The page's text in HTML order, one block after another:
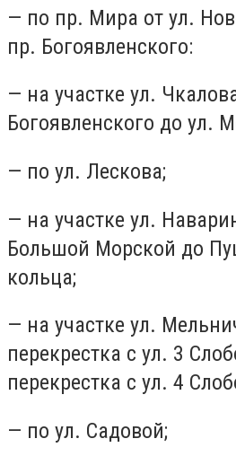
— по пр. Мира от ул.
пр. Богоявленского:
— на участке ул.
Богоявленского до ул.
— по ул. Лескова;
— на участке ул.
Большой Морской до
кольца;
— на участке ул.
перекрестка с ул. 3
перекрестка с ул. 4
— по ул. Садовой;